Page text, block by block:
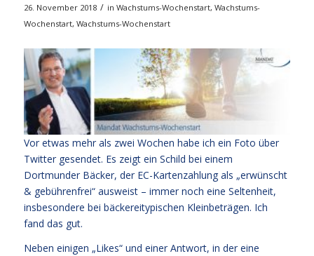
26. November 2018 / in Wachstums-Wochenstart, Wachstums-
Wochenstart, Wachstums-Wochenstart
Vor etwas mehr als zwei Wochen habe ich ein Foto über
Twitter gesendet. Es zeigt ein Schild bei einem
Dortmunder Bäcker, der EC-Kartenzahlung als „erwünscht
& gebührenfrei“ ausweist – immer noch eine Seltenheit,
insbesondere bei bäckereitypischen Kleinbeträgen. Ich
fand das gut.
Neben einigen „Likes“ und einer Antwort, in der eine